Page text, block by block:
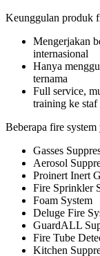
Keunggulan produk
Mengerjakan
internasional
Hanya
ternama
Full service,
training ke
Beberapa fire
Gasses
Aerosol
Proinert Inert
Fire Sprinkler
Foam System
Deluge Fire
GuardALL
Fire Tube
Kitchen